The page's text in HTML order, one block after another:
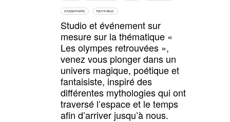
STUDIO PHOTO TOUT PUBLIC
Studio et événement sur
mesure sur la thématique «
Les olympes retrouvées »,
venez vous plonger dans un
univers magique, poétique et
fantaisiste, inspiré des
différentes mythologies qui ont
traversé l’espace et le temps
afin d’arriver jusqu’à nous.